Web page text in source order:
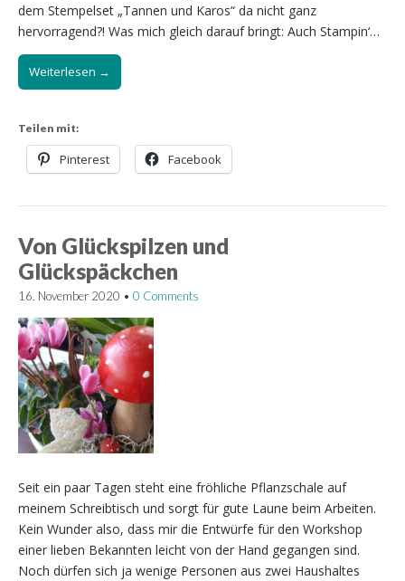
dem Stempelset „Tannen und Karos“ da nicht ganz
hervorragend?! Was mich gleich darauf bringt: Auch Stampin‘…
Weiterlesen →
Teilen mit:
Pinterest Facebook
Von Glückspilzen und
Glückspäckchen
16. November 2020 • 0 Comments
Seit ein paar Tagen steht eine fröhliche Pflanzschale auf
meinem Schreibtisch und sorgt für gute Laune beim Arbeiten.
Kein Wunder also, dass mir die Entwürfe für den Workshop
einer lieben Bekannten leicht von der Hand gegangen sind.
Noch dürfen sich ja wenige Personen aus zwei Haushaltes